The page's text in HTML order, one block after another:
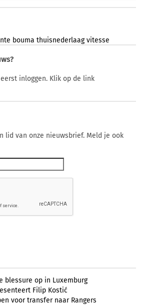
bouma thuisnederlaag vitesse
inloggen. Klik op de link
lid van onze nieuwsbrief. Meld je ook
blessure op in Luxemburg
Filip Kostić
voor transfer naar Rangers